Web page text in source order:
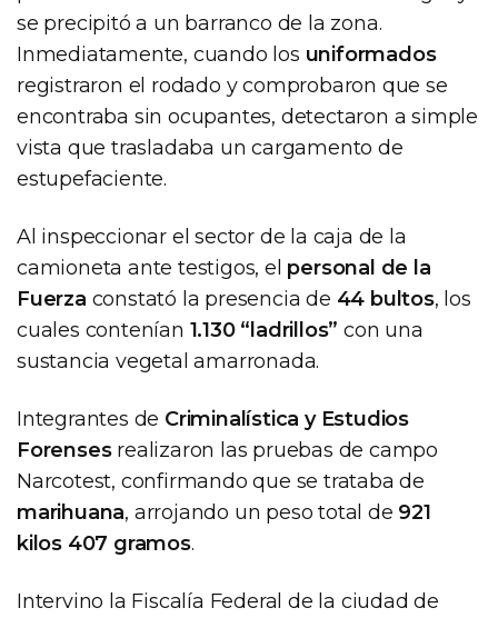
se precipitó a un barranco de la zona.
Inmediatamente, cuando los uniformados
registraron el rodado y comprobaron que se
encontraba sin ocupantes, detectaron a simple
vista que trasladaba un cargamento de
estupefaciente.
Al inspeccionar el sector de la caja de la
camioneta ante testigos, el personal de la
Fuerza constató la presencia de 44 bultos, los
cuales contenían 1.130 “ladrillos” con una
sustancia vegetal amarronada.
Integrantes de Criminalística y Estudios
Forensesrealizaron las pruebas de campo
Narcotest, confirmando que se trataba de
marihuana, arrojando un peso total de 921
kilos 407 gramos.
Intervino la Fiscalía Federal de la ciudad de